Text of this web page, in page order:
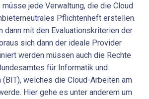
müsse jede Verwaltung, die die Cloud
Pflichtenheft erstellen.
dann mit den Evaluationskriterien der
sich dann der ideale Provider
werden müssen auch die Rechte
für Informatik und
(BIT), welches die Cloud-Arbeiten am
Hier gehe es unter anderem um